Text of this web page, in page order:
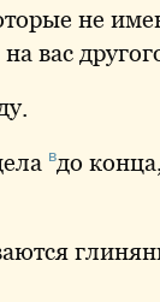
не
вас
.
вдо